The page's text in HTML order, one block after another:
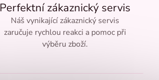
Perfektní zákaznický servis
Náš vynikající zákaznický servis
zaručuje rychlou reakci a pomoc při
výběru zboží.